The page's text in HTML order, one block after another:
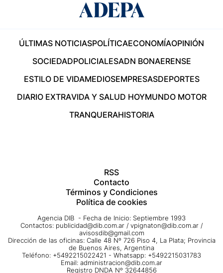
ÚLTIMAS NOTICIASPOLÍTICAECONOMÍAOPINIÓN
SOCIEDADPOLICIALESADN BONAERENSE
ESTILO DE VIDAMEDIOSEMPRESASDEPORTES
DIARIO EXTRAVIDA Y SALUD HOYMUNDO MOTOR
TRANQUERAHISTORIA
RSS
Contacto
Términos y Condiciones
Política de cookies
Agencia DIB - Fecha de Inicio: Septiembre 1993
Contactos: publicidad@dib.com.ar / vpignaton@dib.com.ar /
avisosdib@gmail.com
Dirección de las oficinas: Calle 48 Nº 726 Piso 4, La Plata; Provincia
de Buenos Aires, Argentina
Teléfono: +5492215022421 - Whatsapp: +5492215031783
Email: administracion@dib.com.ar
Registro DNDA Nº 32644856